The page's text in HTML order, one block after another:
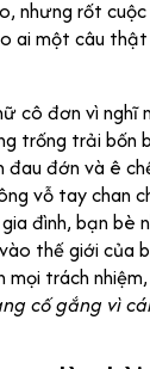
nhưng rốt
ai một câu
cô đơn vì nghĩ
trống trải bốn
đớn và ê
vỗ tay chan
đình, bạn bè
thế giới của
trách
cố gắng vì